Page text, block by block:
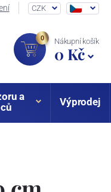
CZK
0 Nákupní košík
0 Kč
a
Výprodej